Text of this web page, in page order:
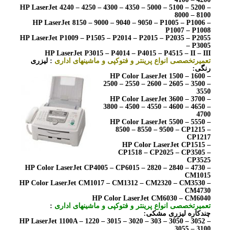
HP LaserJet 4240 – 4250 – 4300 – 4350 – 5000 – 5100 – 5200 –
8000 – 8100
HP LaserJet 8150 – 9000 – 9040 – 9050 – P1005 – P1006 –
P1007 – P1008
HP LaserJet P1009 – P1505 – P2014 – P2015 – P2035 – P2055
– P3005
HP LaserJet P3015 – P4014 – P4015 – P4515 – II – III
تعمیرتخصصی انواع پرینتر و فتوکپی و ماشینهای اداری : لیزری
رنگی:
HP Color LaserJet 1500 – 1600 –
2500 – 2550 – 2600 – 2605 – 3500 –
3550
HP Color LaserJet 3600 – 3700 –
3800 – 4500 – 4550 – 4600 – 4650 –
4700
HP Color LaserJet 5500 – 5550 –
8500 – 8550 – 9500 – CP1215 –
CP1217
HP Color LaserJet CP1515 –
CP1518 – CP2025 – CP3505 –
CP3525
HP Color LaserJet CP4005 – CP6015 – 2820 – 2840 – 4730 –
CM1015
HP Color LaserJet CM1017 – CM1312 – CM2320 – CM3530 –
CM4730
HP Color LaserJet CM6030 – CM6040
تعمیرتخصصی انواع پرینتر و فتوکپی و ماشینهای اداری :
چندکاره لیزری مشکی:
HP LaserJet 1100A – 1220 – 3015 – 3020 – 303 – 3050 – 3052 –